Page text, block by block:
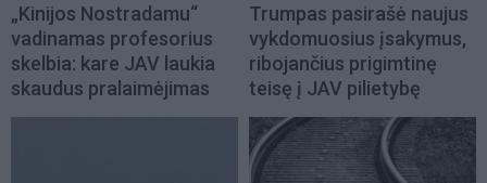
„Kinijos Nostradamu“
vadinamas profesorius
skelbia: kare JAV laukia
skaudus pralaimėjimas
Trumpas pasirašė naujus
vykdomuosius įsakymus,
ribojančius prigimtinę
teisę į JAV pilietybę